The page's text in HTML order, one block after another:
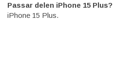
Passar delen iPhone 15 Plus?
iPhone 15 Plus.